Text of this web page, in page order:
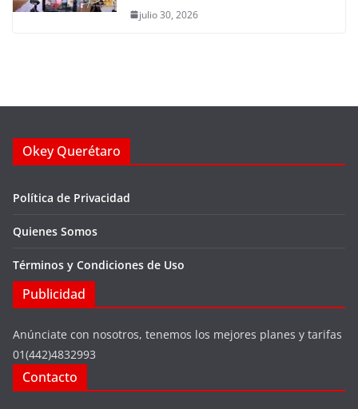
julio 30, 2026
Okey Querétaro
Política de Privacidad
Quienes Somos
Términos y Condiciones de Uso
Publicidad
Anúnciate con nosotros, tenemos los mejores planes y tarifas
01(442)4832993
Contacto